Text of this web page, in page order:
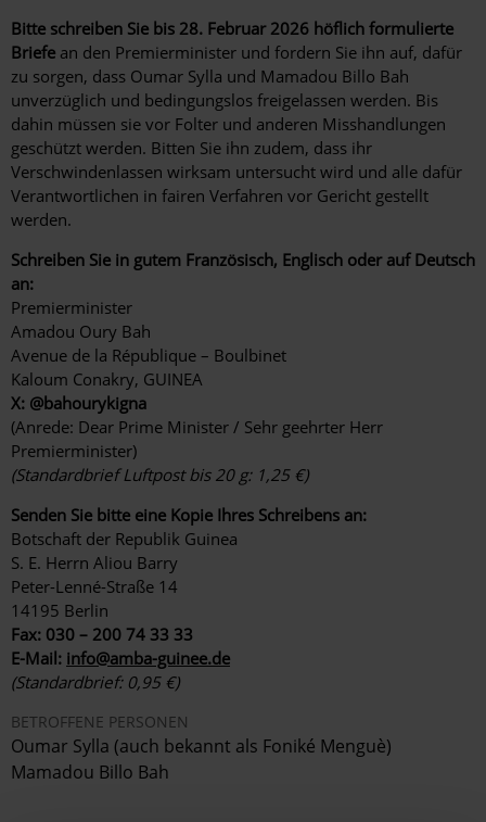
Bitte schreiben Sie bis 28. Februar 2026 höflich formulierte
Briefe an den Premierminister und fordern Sie ihn auf, dafür
zu sorgen, dass Oumar Sylla und Mamadou Billo Bah
unverzüglich und bedingungslos freigelassen werden. Bis
dahin müssen sie vor Folter und anderen Misshandlungen
geschützt werden. Bitten Sie ihn zudem, dass ihr
Verschwindenlassen wirksam untersucht wird und alle dafür
Verantwortlichen in fairen Verfahren vor Gericht gestellt
werden.
Schreiben Sie in gutem Französisch, Englisch oder auf Deutsch
an:
Premierminister
Amadou Oury Bah
Avenue de la République – Boulbinet
Kaloum Conakry, GUINEA
X: @bahourykigna
(Anrede: Dear Prime Minister / Sehr geehrter Herr
Premierminister)
(Standardbrief Luftpost bis 20 g: 1,25 €)
Senden Sie bitte eine Kopie Ihres Schreibens an:
Botschaft der Republik Guinea
S. E. Herrn Aliou Barry
Peter-Lenné-Straße 14
14195 Berlin
Fax: 030 – 200 74 33 33
E-Mail: info@amba-guinee.de
(Standardbrief: 0,95 €)
BETROFFENE PERSONEN
Oumar Sylla (auch bekannt als Foniké Menguè)
Mamadou Billo Bah